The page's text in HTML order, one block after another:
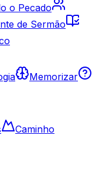
o Pecado
de Sermão
Memorizar
Caminho